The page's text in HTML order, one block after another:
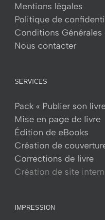
Mentions légales
Politique de
Conditions Générales
Nous contacter
SERVICES
Pack « Publier son
Mise en page de livre
Édition de eBooks
Création de
Corrections de livre
Création de site
IMPRESSION